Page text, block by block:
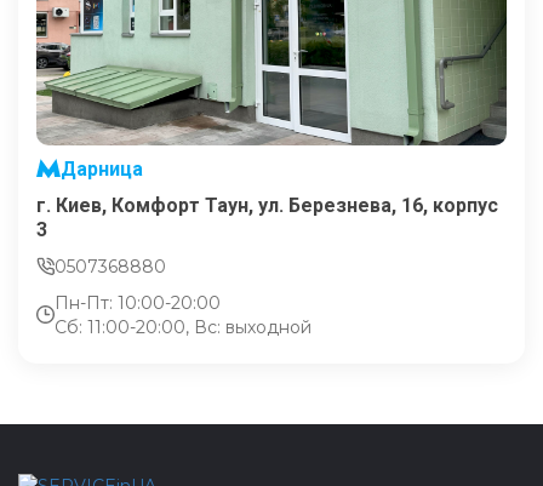
Дарница
г. Киев, Комфорт Таун, ул. Березнева, 16, корпус
3
0507368880
Пн-Пт: 10:00-20:00
Сб: 11:00-20:00, Вс: выходной